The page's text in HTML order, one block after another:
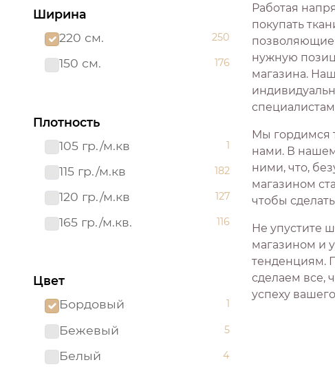
Ширина
220 см.
250
150 см. 176
Плотность
105 гр./м.кв
1
115 гр./м.кв 182
120 гр./м.кв 127
165 гр./м.кв. 116
Цвет
Бордовый
1
Бежевый 5
Белый 4
Работая
покупать
позволяющие
нужную
магазина.
Мы гордимся
нами. В нашем
ними, что,
магазином
чтобы
Не упустите
магазином и
тенденциям.
сделаем все,
успеху